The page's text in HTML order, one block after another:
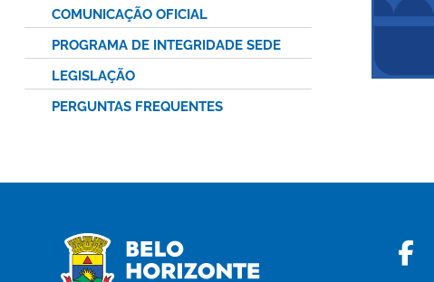
COMUNICAÇÃO OFICIAL
PROGRAMA DE INTEGRIDADE SEDE
LEGISLAÇÃO
PERGUNTAS FREQUENTES